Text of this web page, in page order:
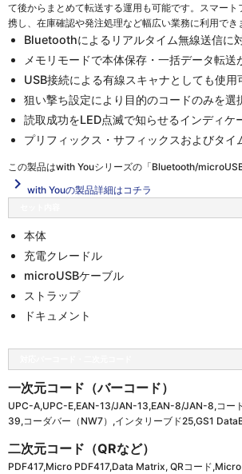
て後からまとめて転送する運用も可能です。スマート
携し、在庫確認や発注処理など幅広い業務に利用でき
Bluetoothによるリアルタイム無線送信に
メモリモードで本体保存・一括データ転送
USB接続による有線スキャナとしても使用
狙い撃ち設定により目的のコードのみを選
読取成功をLED点滅で知らせるインディケ
プリフィックス・サフィックスおよびタイ
この製品はwith Youシリーズの「Bluetooth/microUSB
navigate_next with Youの製品詳細はコチラ
本体
充電クレードル
microUSBケーブル
ストラップ
ドキュメント
一次元コード（バーコード）
UPC-A,UPC-E,EAN-13/JAN-13,EAN-8/JAN-8,コー
39,コーダバー（NW7）,インタリーブド25,GS1
二次元コード（QRなど）
PDF417,Micro PDF417,Data Matrix, QRコード,Micro